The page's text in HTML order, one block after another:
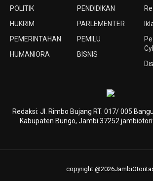
POLITIK
HUKRIM
PEMERINTAHAN
HUMANIORA
PENDIDIKAN
PARLEMENTER
PEMILU
BISNIS
Redaksi: Jl. Rimbo Bujang RT. 017/ 005
Kabupaten Bungo, Jambi 37252
copyright